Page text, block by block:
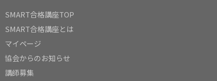
SMART合格講座TOP
SMART合格講座とは
マイページ
協会からのお知らせ
講師募集